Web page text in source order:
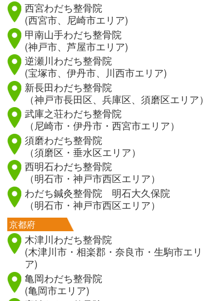
西宮わだち整骨院
(西宮市、尼崎市エリア)
甲南山手わだち整骨院
(神戸市、芦屋市エリア)
逆瀬川わだち整骨院
(宝塚市、伊丹市、川西市エリア)
新長田わだち整骨院
（神戸市長田区、兵庫区、須磨区エリア）
武庫之荘わだち整骨院
（尼崎市・伊丹市・西宮市エリア）
須磨わだち整骨院
（須磨区・垂水区エリア）
西明石わだち整骨院
（明石市・神戸市西区エリア）
わだち鍼灸整骨院 明石大久保院
（明石市・神戸市西区エリア）
京都府
木津川わだち整骨院
(木津川市・相楽郡・奈良市・生駒市エリ
ア)
亀岡わだち整骨院
(亀岡市エリア)